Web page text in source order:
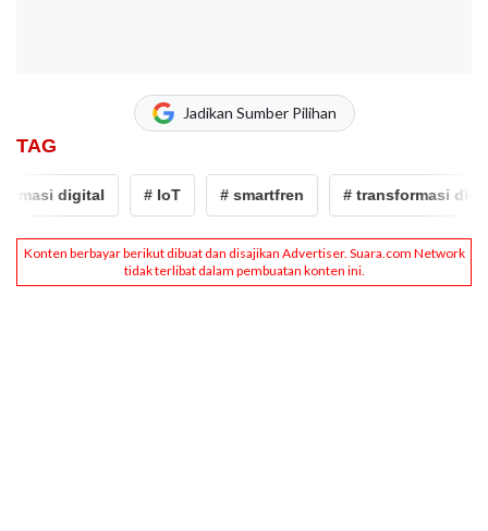
Jadikan Sumber Pilihan
TAG
digital # IoT # smartfren # transformasi digital